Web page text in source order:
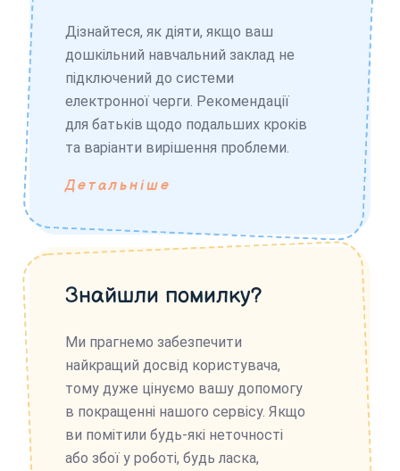
Дізнайтеся, як діяти, якщо ваш
дошкільний навчальний заклад не
підключений до системи
електронної черги. Рекомендації
для батьків щодо подальших кроків
та варіанти вирішення проблеми.
Детальніше
Знайшли помилку?
Ми прагнемо забезпечити
найкращий досвід користувача,
тому дуже цінуємо вашу допомогу
в покращенні нашого сервісу. Якщо
ви помітили будь-які неточності
або збої у роботі, будь ласка,